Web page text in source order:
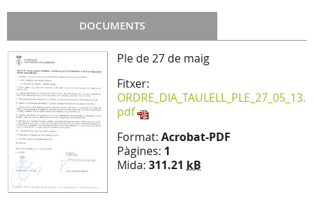
DOCUMENTS
Ple de 27 de maig
Fitxer:
ORDRE_DIA_TAULELL_PLE_27_05_13.
pdf
Format: Acrobat-PDF
Pàgines: 1
Mida: 311.21 kB